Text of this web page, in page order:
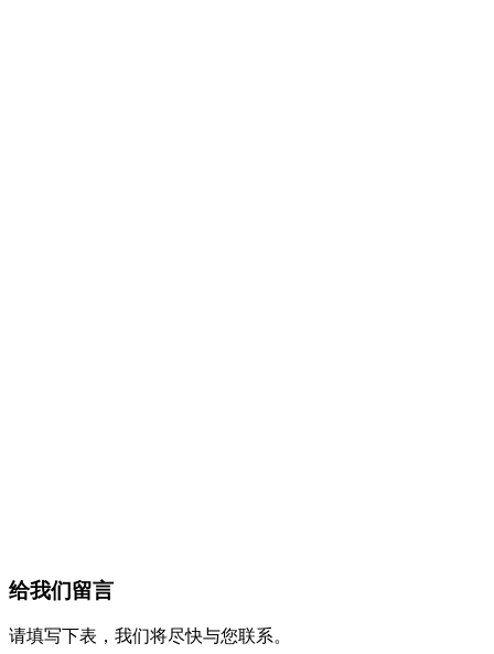
给我们留言
请填写下表，我们将尽快与您联系。